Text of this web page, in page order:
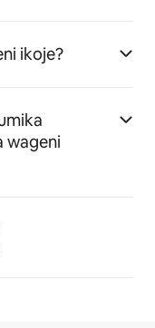
ikoje?
wageni